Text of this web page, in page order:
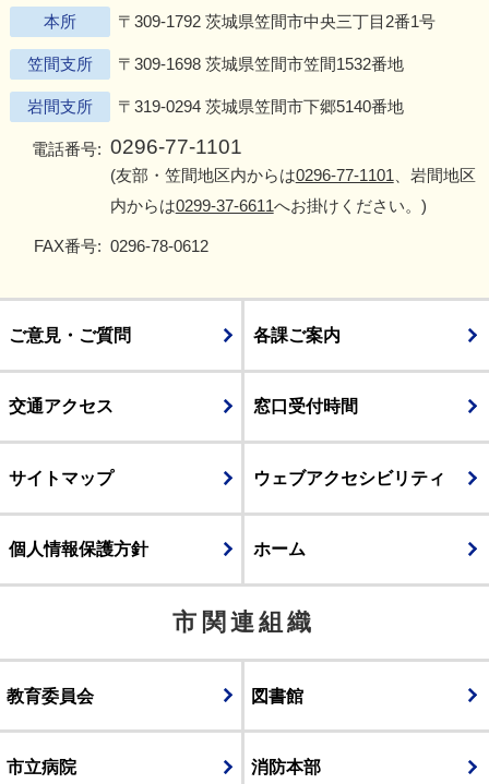
本所 〒309-1792 茨城県笠間市中央三丁目2番1号
笠間支所 〒309-1698 茨城県笠間市笠間1532番地
岩間支所 〒319-0294 茨城県笠間市下郷5140番地
電話番号: 0296-77-1101
(友部・笠間地区内からは0296-77-1101 、岩間地区
内からは0299-37-6611へお掛けください。)
FAX番号: 0296-78-0612
ご意見・ご質問 各課ご案内
交通アクセス 窓口受付時間
サイトマップ ウェブアクセシビリティ
個人情報保護方針 ホーム
市関連組織
教育委員会 図書館
市立病院 消防本部